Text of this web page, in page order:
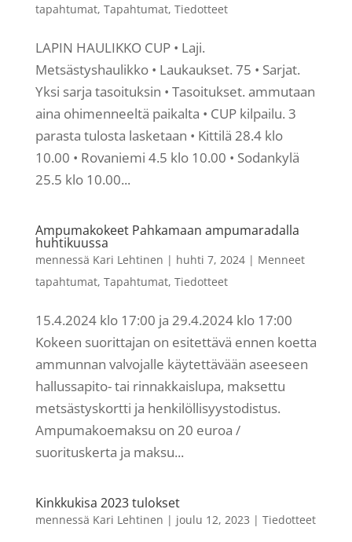
tapahtumat, Tapahtumat, Tiedotteet
LAPIN HAULIKKO CUP • Laji.
Metsästyshaulikko • Laukaukset. 75 • Sarjat.
Yksi sarja tasoituksin • Tasoitukset. ammutaan
aina ohimenneeltä paikalta • CUP kilpailu. 3
parasta tulosta lasketaan • Kittilä 28.4 klo
10.00 • Rovaniemi 4.5 klo 10.00 • Sodankylä
25.5 klo 10.00...
Ampumakokeet Pahkamaan ampumaradalla
huhtikuussa
mennessä Kari Lehtinen | huhti 7, 2024| Menneet
tapahtumat, Tapahtumat, Tiedotteet
15.4.2024 klo 17:00 ja 29.4.2024 klo 17:00
Kokeen suorittajan on esitettävä ennen koetta
ammunnan valvojalle käytettävään aseeseen
hallussapito- tai rinnakkaislupa, maksettu
metsästyskortti ja henkilöllisyystodistus.
Ampumakoemaksu on 20 euroa /
suorituskerta ja maksu...
Kinkkukisa 2023 tulokset
mennessä Kari Lehtinen | joulu 12, 2023 | Tiedotteet